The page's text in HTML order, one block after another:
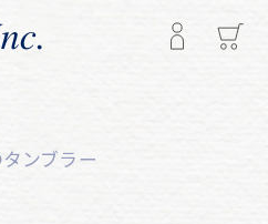
ンブラー